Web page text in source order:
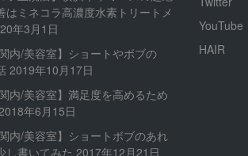
はミネコラ高濃度水素トリートメ
年3月1日
関内/美容室】ショートやボブの
2019年10月17日
関内/美容室】満足度を高めるため
年6月15日
関内/美容室】ショートボブのあれ
し書いてみた 2017年12月21日
YouTube
HAIR